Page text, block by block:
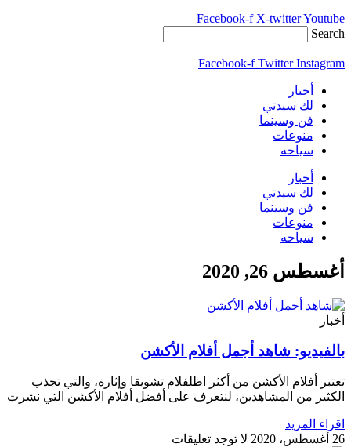
Facebook-f X-twitterYoutube
Search
Facebook-f Twitter Instagram
أخبار
لك سيدتي
فن وسينما
منوعات
سياحه
أخبار
لك سيدتي
فن وسينما
منوعات
سياحه
أغسطس 26, 2020
أخبار
بالفيديو: شاهد أجمل أفلام الأكشن
تعتبر أفلام الأكشن من أكثر اظلفلام تشويقا وإثارة، والتي تجذب
الكثير من المشاهدين، لنتعرف على أفضل أفلام الأكشن التي نشرت
اقراء المزيد
26 أغسطس، 2020
لا توجد تعليقات